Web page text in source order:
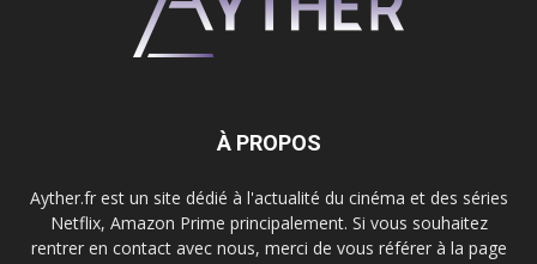
À PROPOS
Ayther.fr est un site dédié à l'actualité du cinéma et des séries
Netflix, Amazon Prime principalement. Si vous souhaitez
rentrer en contact avec nous, merci de vous référer à la page